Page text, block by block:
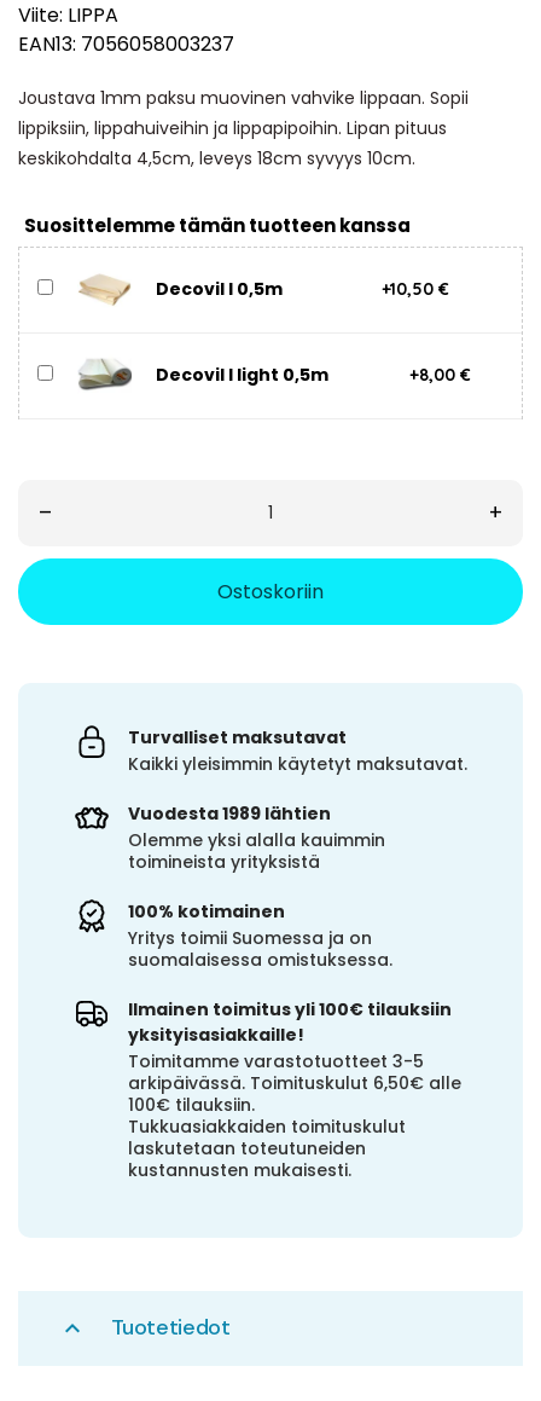
Viite: LIPPA
EAN13: 7056058003237
Joustava 1mm paksu muovinen vahvike lippaan. Sopii
lippiksiin, lippahuiveihin ja lippapipoihin. Lipan pituus
keskikohdalta 4,5cm, leveys 18cm syvyys 10cm.
Suosittelemme tämän tuotteen kanssa
Decovil I 0,5m +10,50 €
Decovil I light 0,5m +8,00 €
– +
Ostoskoriin
Turvalliset maksutavat
Kaikki yleisimmin käytetyt maksutavat.
Vuodesta 1989 lähtien
Olemme yksi alalla kauimmin
toimineista yrityksistä
100% kotimainen
Yritys toimii Suomessa ja on
suomalaisessa omistuksessa.
Ilmainen toimitus yli 100€ tilauksiin
yksityisasiakkaille!
Toimitamme varastotuotteet 3-5
arkipäivässä. Toimituskulut 6,50€ alle
100€ tilauksiin.
Tukkuasiakkaiden toimituskulut
laskutetaan toteutuneiden
kustannusten mukaisesti.
expand_less Tuotetiedot